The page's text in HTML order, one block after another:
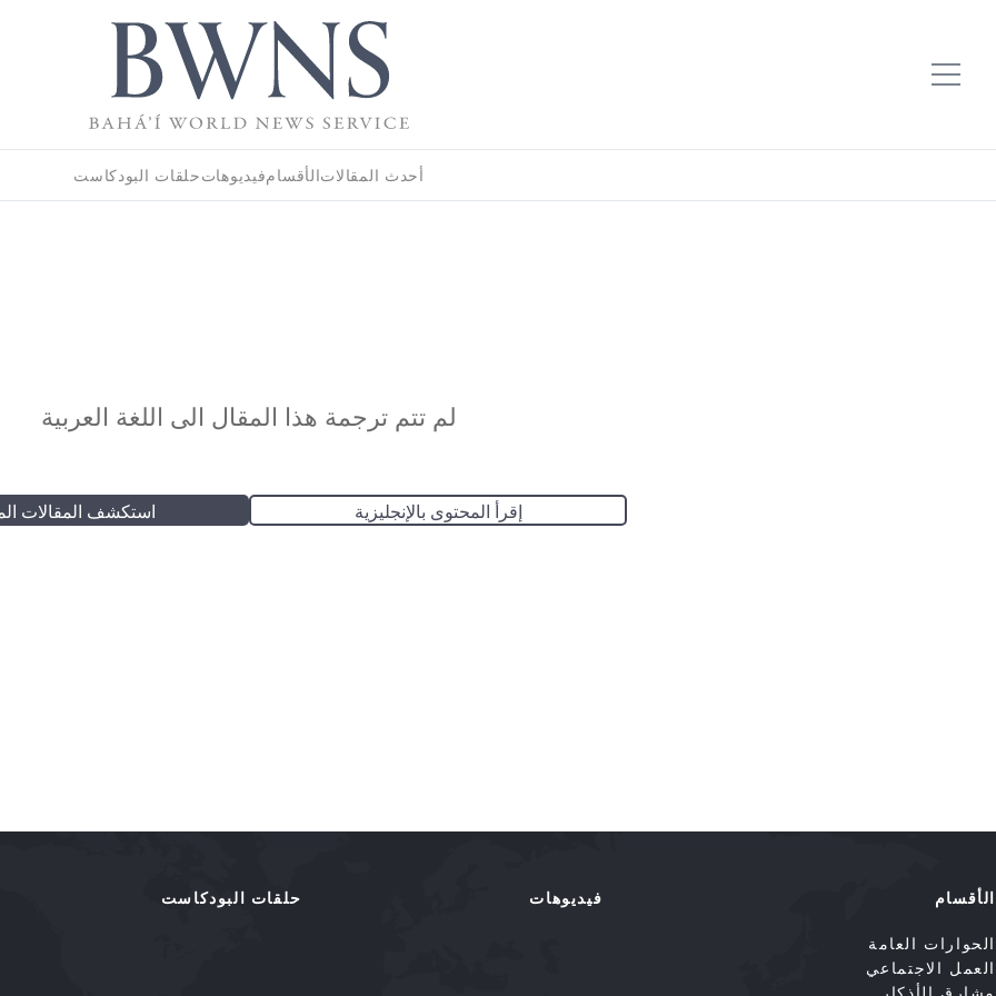
أحدث المقالاتالأقسامفيديوهاتحلقات البودكاست
لم تتم ترجمة هذا المقال الى اللغة العربية
إقرأ المحتوى بالإنجليزية استكشف المقالات
الأقسام
الحوارات العامة
العمل الاجتماعي
مشارق الأذكار
فيديوهات حلقات البودكاست